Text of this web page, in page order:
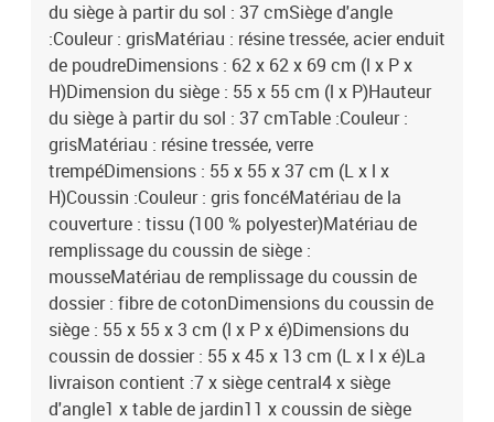
du siège à partir du sol : 37 cmSiège d'angle
:Couleur : grisMatériau : résine tressée, acier enduit
de poudreDimensions : 62 x 62 x 69 cm (l x P x
H)Dimension du siège : 55 x 55 cm (l x P)Hauteur
du siège à partir du sol : 37 cmTable :Couleur :
grisMatériau : résine tressée, verre
trempéDimensions : 55 x 55 x 37 cm (L x l x
H)Coussin :Couleur : gris foncéMatériau de la
couverture : tissu (100 % polyester)Matériau de
remplissage du coussin de siège :
mousseMatériau de remplissage du coussin de
dossier : fibre de cotonDimensions du coussin de
siège : 55 x 55 x 3 cm (l x P x é)Dimensions du
coussin de dossier : 55 x 45 x 13 cm (L x l x é)La
livraison contient :7 x siège central4 x siège
d'angle1 x table de jardin11 x coussin de siège